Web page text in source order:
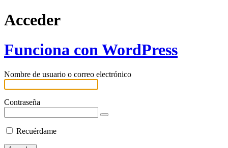
Acceder
Funciona con WordPress
Nombre de usuario o correo electrónico
Contraseña
Recuérdame